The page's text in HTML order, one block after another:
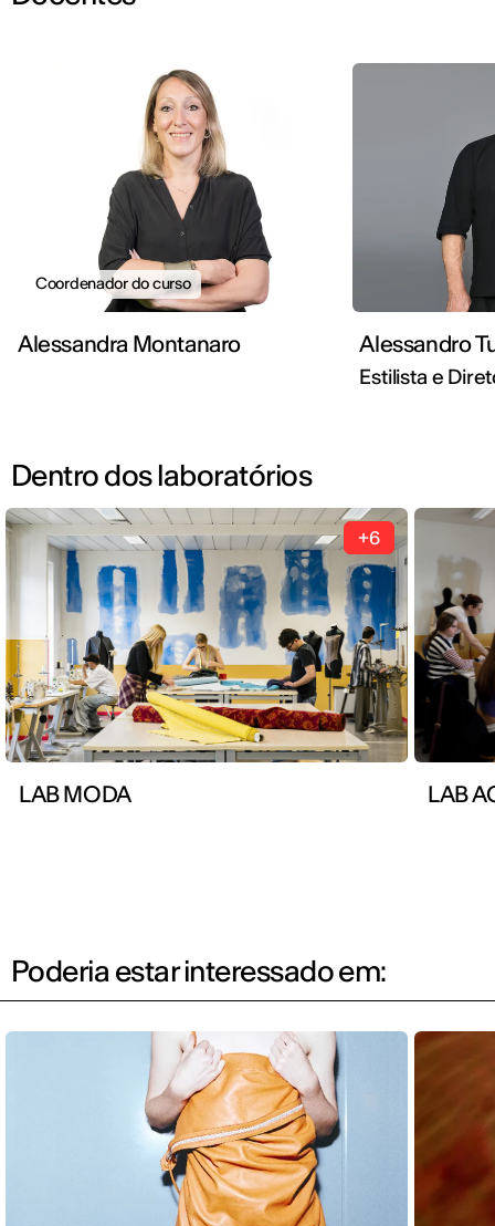
Coordenador do curso
Alessandra Montanaro Alessandro
Estilista e
Dentro dos laboratórios
+6
LAB MODA LAB
Poderia estar interessado em: